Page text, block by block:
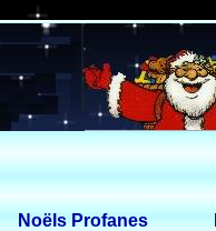
Noëls Profanes